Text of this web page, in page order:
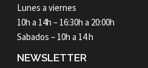
Lunes a viernes
10h a 14h – 16:30h a 20:00h
Sabados – 10h a 14 h
NEWSLETTER